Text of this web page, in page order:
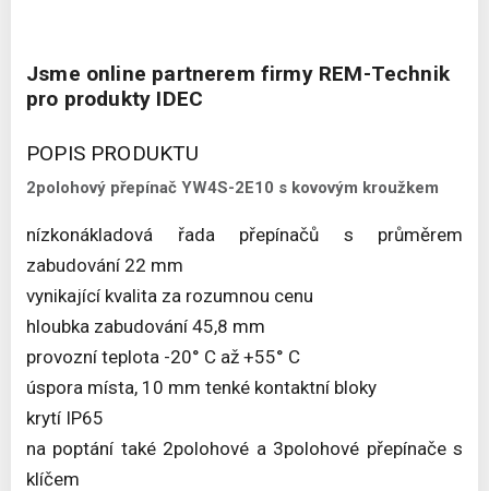
Jsme online partnerem firmy REM-Technik
pro produkty IDEC
POPIS PRODUKTU
2polohový přepínač YW4S-2E10 s kovovým kroužkem
nízkonákladová řada přepínačů s průměrem
zabudování 22 mm
vynikající kvalita za rozumnou cenu
hloubka zabudování 45,8 mm
provozní teplota -20° C až +55° C
úspora místa, 10 mm tenké kontaktní bloky
krytí IP65
na poptání také 2polohové a 3polohové přepínače s
klíčem